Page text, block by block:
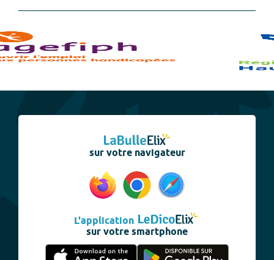
sur votre navigateur
L'application
sur votre smartphone